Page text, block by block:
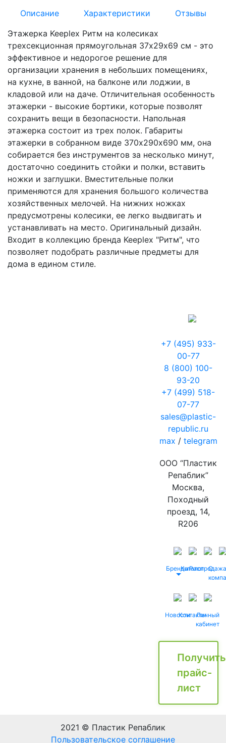
Описание Характеристики
Отзывы
Этажерка Keeplex Ритм на колесиках
трехсекционная прямоугольная 37х29х69 см - это
эффективное и недорогое решение для
организации хранения в небольших помещениях,
на кухне, в ванной, на балконе или лоджии, в
кладовой или на даче. Отличительная особенность
этажерки - высокие бортики, которые позволят
сохранить вещи в безопасности. Напольная
этажерка состоит из трех полок. Габариты
этажерки в собранном виде 370х290х690 мм, она
собирается без инструментов за несколько минут,
достаточно соединить стойки и полки, вставить
ножки и заглушки. Вместительные полки
применяются для хранения большого количества
хозяйственных мелочей. На нижних ножках
предусмотрены колесики, ее легко выдвигать и
устанавливать на место. Оригинальный дизайн.
Входит в коллекцию бренда Keeplex "Ритм", что
позволяет подобрать различные предметы для
дома в едином стиле.
+7 (495) 933-
00-77
8 (800) 100-
93-20
+7 (499) 518-
07-77
sales@plastic-
republic.ru
max / telegram
ООО “Пластик
Репаблик”
Москва,
Походный
проезд, 14,
R206
БрендыКаталог
Распродажа
О
НовостиКонтактыЛичный
кабинет
Получить
прайс-
лист
2021 © Пластик Репаблик
Пользовательское соглашение